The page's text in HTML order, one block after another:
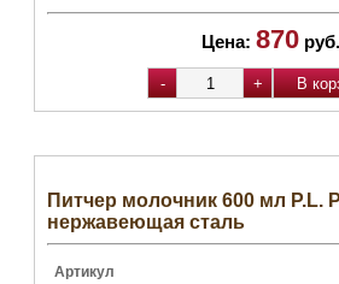
Цена: 870 руб.
Питчер молочник 600 мл P.L.
нержавеющая сталь
Артикул